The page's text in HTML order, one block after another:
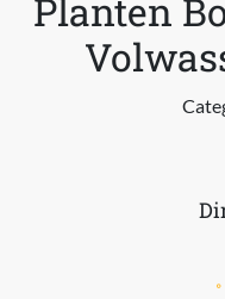
Planten